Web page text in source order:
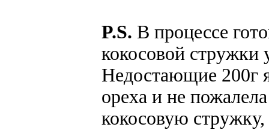
P.S. В процессе
кокосовой стружки
Недостающие 200г
ореха и не
кокосовую